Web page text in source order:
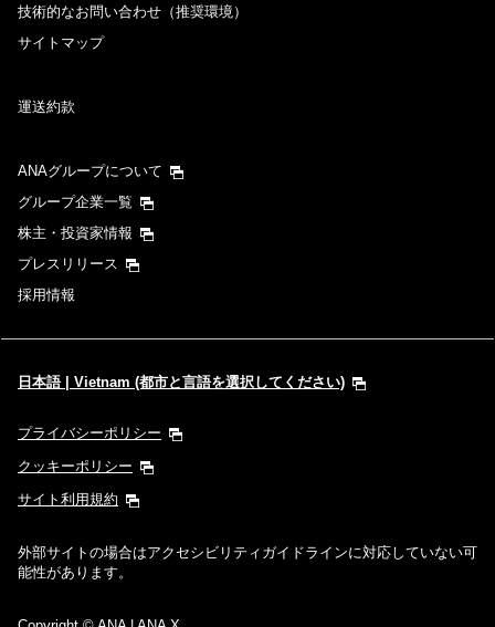
技術的なお問い合わせ（推奨環境）
サイトマップ
運送約款
ANAグループについて
グループ企業一覧
株主・投資家情報
プレスリリース
採用情報
日本語 | Vietnam (都市と言語を選択してください)
プライバシーポリシー
クッキーポリシー
サイト利用規約
外部サイトの場合はアクセシビリティガイドラインに対応していない可
能性があります。